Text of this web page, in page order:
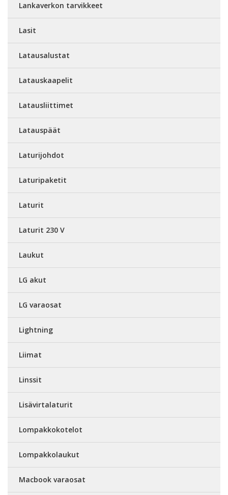
Lankaverkon tarvikkeet
Lasit
Latausalustat
Latauskaapelit
Latausliittimet
Latauspäät
Laturijohdot
Laturipaketit
Laturit
Laturit 230 V
Laukut
LG akut
LG varaosat
Lightning
Liimat
Linssit
Lisävirtalaturit
Lompakkokotelot
Lompakkolaukut
Macbook varaosat